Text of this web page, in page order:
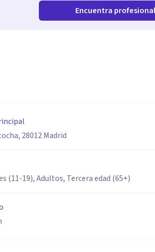
Encuentra
28012 Madrid
(11-19), Adultos, Tercera edad (65+)